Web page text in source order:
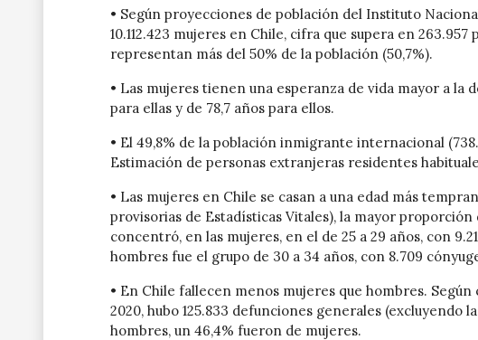
• Según proyecciones de población del Instituto
10.112.423 mujeres en Chile, cifra que supera en
representan más del 50% de la población (50,7%).
• Las mujeres tienen una esperanza de vida mayor a la
para ellas y de 78,7 años para ellos.
• El 49,8% de la población inmigrante internacional
Estimación de personas extranjeras residentes
• Las mujeres en Chile se casan a una edad más
provisorias de Estadísticas Vitales), la mayor
concentró, en las mujeres, en el de 25 a 29 años, con
hombres fue el grupo de 30 a 34 años, con 8.709
• En Chile fallecen menos mujeres que hombres.
2020, hubo 125.833 defunciones generales (excluyendo
hombres, un 46,4% fueron de mujeres.